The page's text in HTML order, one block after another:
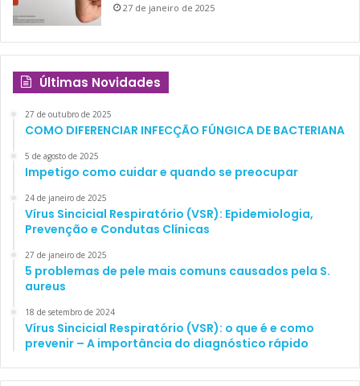
27 de janeiro de 2025
Últimas Novidades
27 de outubro de 2025
COMO DIFERENCIAR INFECÇÃO FÚNGICA DE BACTERIANA
5 de agosto de 2025
Impetigo como cuidar e quando se preocupar
24 de janeiro de 2025
Vírus Sincicial Respiratório (VSR): Epidemiologia,
Prevenção e Condutas Clínicas
27 de janeiro de 2025
5 problemas de pele mais comuns causados pela S.
aureus
18 de setembro de 2024
Vírus Sincicial Respiratório (VSR): o que é e como
prevenir – A importância do diagnóstico rápido